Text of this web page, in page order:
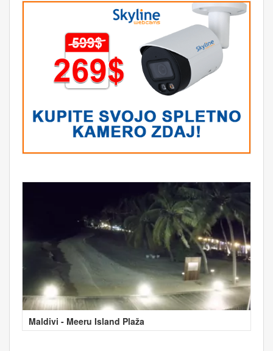
Maldivi - Meeru Island Plaža